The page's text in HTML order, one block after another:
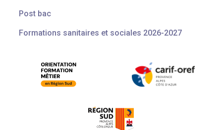
Post bac
Formations sanitaires et sociales 2026-2027